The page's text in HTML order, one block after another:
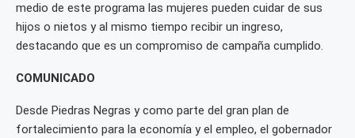
medio de este programa las mujeres pueden cuidar de sus
hijos o nietos y al mismo tiempo recibir un ingreso,
destacando que es un compromiso de campaña cumplido.
COMUNICADO
Desde Piedras Negras y como parte del gran plan de
fortalecimiento para la economía y el empleo, el gobernador